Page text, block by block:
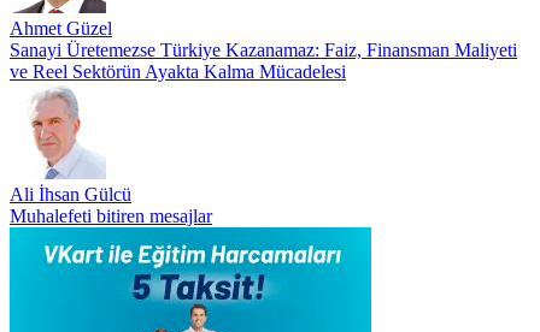
Ahmet Güzel
Sanayi Üretemezse Türkiye Kazanamaz: Faiz, Finansman Maliyeti
ve Reel Sektörün Ayakta Kalma Mücadelesi
Ali İhsan Gülcü
Muhalefeti bitiren mesajlar